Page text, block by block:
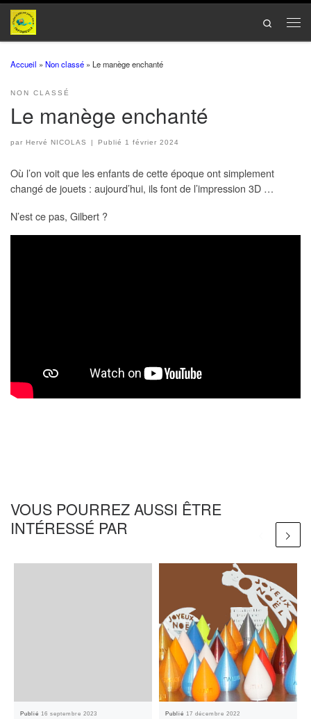
Passer au contenu
Search
Accueil » Non classé » Le manège enchanté
NON CLASSÉ
Le manège enchanté
par Hervé NICOLAS Publié1 février 2024
Où l’on voit que les enfants de cette époque ont simplement
changé de jouets : aujourd’hui, ils font de l’impression 3D …
N’est ce pas, Gilbert ?
VOUS POURREZ AUSSI ÊTRE
INTÉRESSÉ PAR
Publié16 septembre 2023 Publié17 décembre 2022